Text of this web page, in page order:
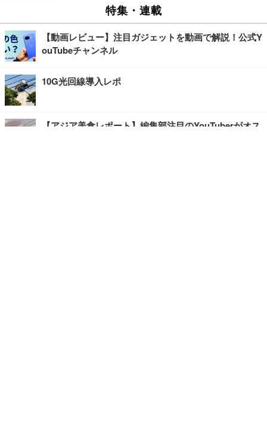
特集・連載
【動画レビュー】注目ガジェットを動画で解説！公式Y
ouTubeチャンネル
10G光回線導入レポ
【アジア美食レポート】編集部注目のYouTuberがオス